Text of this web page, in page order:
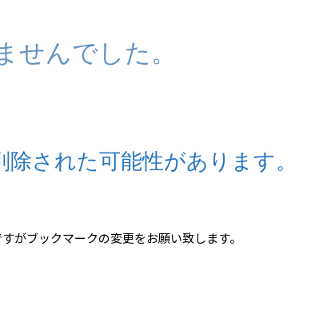
せんでした。
された可能性があります。
がブックマークの変更をお願い致します。